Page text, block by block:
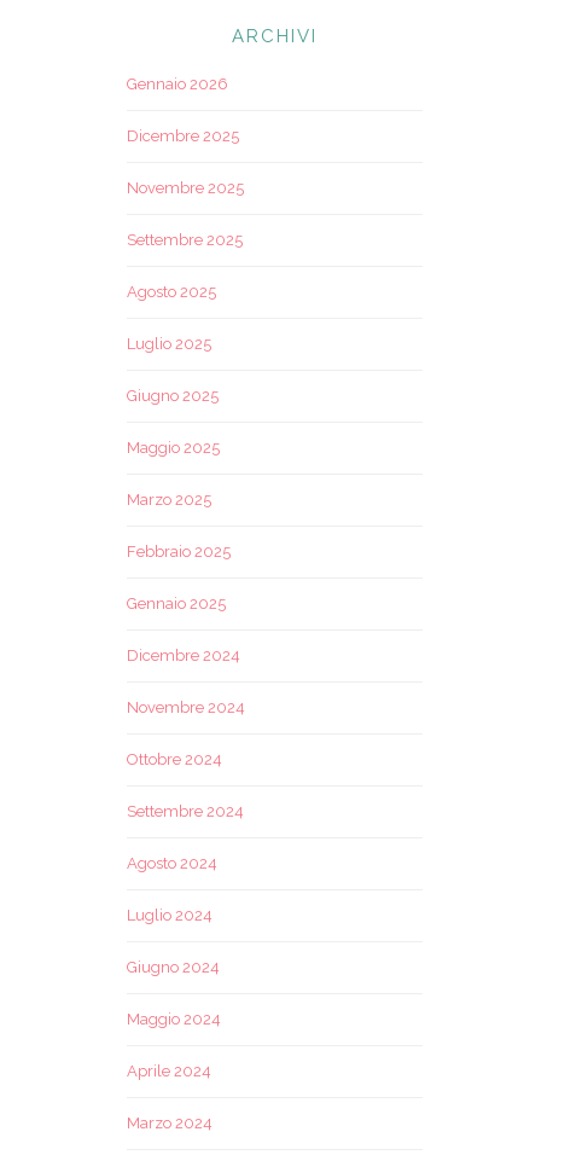
ARCHIVI
Gennaio 2026
Dicembre 2025
Novembre 2025
Settembre 2025
Agosto 2025
Luglio 2025
Giugno 2025
Maggio 2025
Marzo 2025
Febbraio 2025
Gennaio 2025
Dicembre 2024
Novembre 2024
Ottobre 2024
Settembre 2024
Agosto 2024
Luglio 2024
Giugno 2024
Maggio 2024
Aprile 2024
Marzo 2024